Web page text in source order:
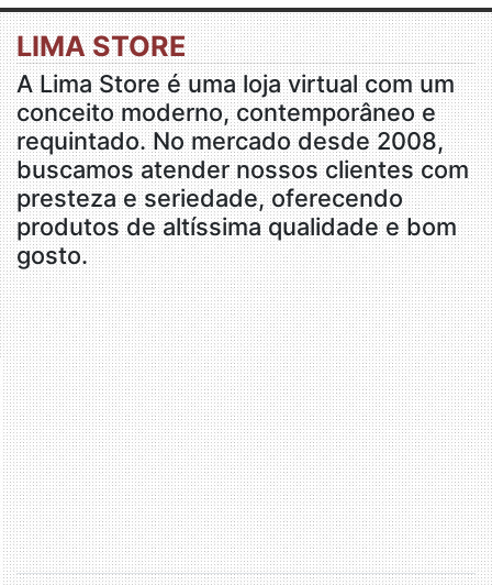
LIMA STORE
A Lima Store é uma loja virtual com um
conceito moderno, contemporâneo e
requintado. No mercado desde 2008,
buscamos atender nossos clientes com
presteza e seriedade, oferecendo
produtos de altíssima qualidade e bom
gosto.